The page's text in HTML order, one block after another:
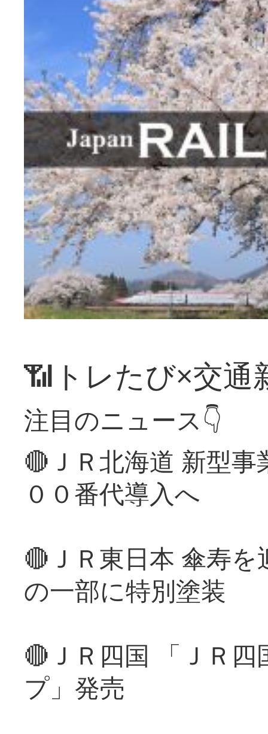
📶トレたび×交通
注目のニュース👇
🔴ＪＲ北海道 新型
００番代導入へ
🔴ＪＲ東日本 傘寿
の一部に特別塗装
🔴ＪＲ四国 「ＪＲ
プ」発売